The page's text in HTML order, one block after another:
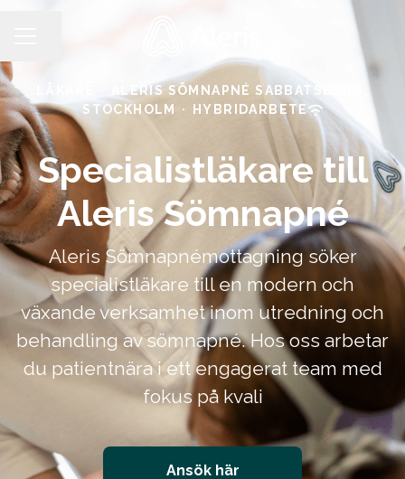
ALERIS SÖMNAPNÉ SABBATSBERG,
STOCKHOLM
· HYBRIDARBETE
Specialistläkare till
Aleris Sömnapné
Aleris Sömnapnémottagning söker
specialistläkare till en modern och
växande verksamhet inom utredning och
behandling av sömnapné. Hos oss arbetar
du patientnära i ett engagerat team med
fokus på kvali
Ansök här